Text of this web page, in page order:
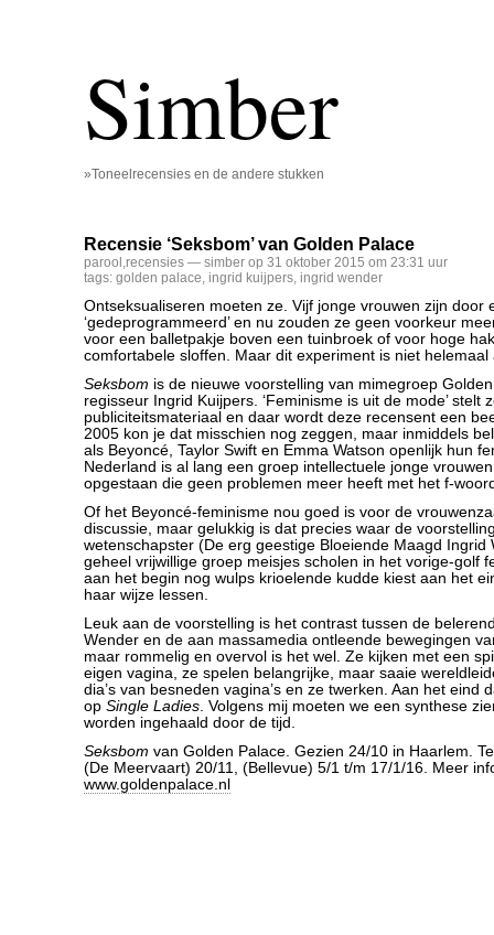
Simber
»Toneelrecensies en de andere stukken
Recensie ‘Seksbom’ van Golden Palace
parool ,recensies — simber op 31 oktober 2015 om 23:31 uur
tags: golden palace, ingrid kuijpers, ingrid wender
Ontseksualiseren moeten ze. Vijf jonge vrouwen zijn door
‘gedeprogrammeerd’ en nu zouden ze geen voorkeur
voor een balletpakje boven een tuinbroek of voor hoge
comfortabele sloffen. Maar dit experiment is niet helemaal
Seksbom is de nieuwe voorstelling van mimegroep
regisseur Ingrid Kuijpers. ‘Feminisme is uit de mode’ stelt
publiciteitsmateriaal en daar wordt deze recensent een
2005 kon je dat misschien nog zeggen, maar inmiddels
als Beyoncé, Taylor Swift en Emma Watson openlijk hun
Nederland is al lang een groep intellectuele jonge
opgestaan die geen problemen meer heeft met het f-
Of het Beyoncé-feminisme nou goed is voor de
discussie, maar gelukkig is dat precies waar de
wetenschapster (De erg geestige Bloeiende Maagd Ingrid
geheel vrijwillige groep meisjes scholen in het vorige-golf
aan het begin nog wulps krioelende kudde kiest aan het
haar wijze lessen.
Leuk aan de voorstelling is het contrast tussen de
Wender en de aan massamedia ontleende bewegingen
maar rommelig en overvol is het wel. Ze kijken met een
eigen vagina, ze spelen belangrijke, maar saaie
dia’s van besneden vagina’s en ze twerken. Aan het eind
op Single Ladies. Volgens mij moeten we een synthese
worden ingehaald door de tijd.
Seksbom van Golden Palace. Gezien 24/10 in Haarlem.
(De Meervaart) 20/11, (Bellevue) 5/1 t/m 17/1/16. Meer
www.goldenpalace.nl